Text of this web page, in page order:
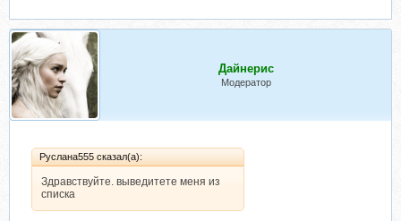
Дайнерис
Модератор
Руслана555 сказал(а):
Здравствуйте. выведитете меня из
списка